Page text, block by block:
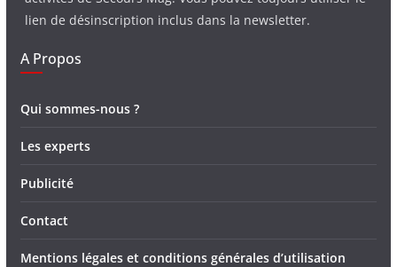
lien de désinscription inclus dans la newsletter.
A Propos
Qui sommes-nous ?
Les experts
Publicité
Contact
Mentions légales et conditions générales d’utilisation